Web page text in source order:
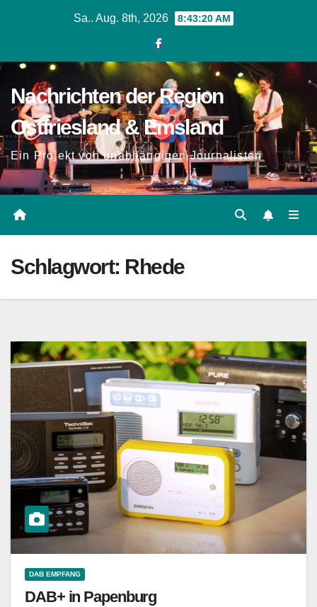
Sa.. Aug. 8th, 2026 8:43:21 AM
Nachrichten der Region
Ostfriesland & Emsland
Ein Projekt von unabhängigen Journalisten
Schlagwort: Rhede
DAB EMPFANG
DAB+ in Papenburg